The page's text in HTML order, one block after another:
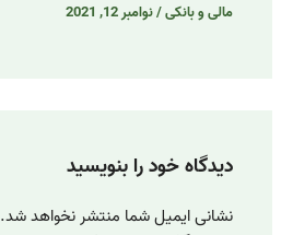
مالی و بانکی/نوامبر 12, 2021
دیدگاه‌ خود را بنویسید
نشانی ایمیل شما منتشر نخواهد شد.